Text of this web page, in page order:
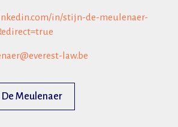
in/stijn-de-meulenaer-
law.be
Meulenaer